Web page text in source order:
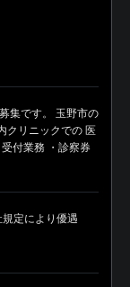
集です。 玉野市の
クリニックでの 医
付業務 ・診察券
定により優遇